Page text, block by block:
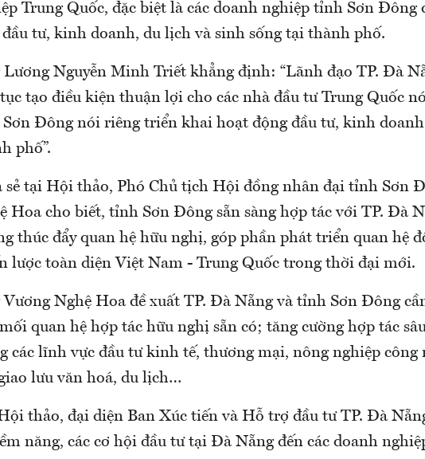
Trung Quốc, đặc biệt là các doanh nghiệp tỉnh Sơn Đông
đầu tư, kinh doanh, du lịch và sinh sống tại thành phố.
Lương Nguyễn Minh Triết khẳng định: “Lãnh đạo TP. Đà
tạo điều kiện thuận lợi cho các nhà đầu tư Trung Quốc
Đông nói riêng triển khai hoạt động đầu tư, kinh
phố”.
sẻ tại Hội thảo, Phó Chủ tịch Hội đồng nhân đại tỉnh Sơn
Hoa cho biết, tỉnh Sơn Đông sẵn sàng hợp tác với TP. Đà
thúc đẩy quan hệ hữu nghị, góp phần phát triển quan hệ
lược toàn diện Việt Nam - Trung Quốc trong thời đại mới.
Vương Nghệ Hoa đề xuất TP. Đà Nẵng và tỉnh Sơn Đông
quan hệ hợp tác hữu nghị sẵn có; tăng cường hợp tác
các lĩnh vực đầu tư kinh tế, thương mại, nông nghiệp công
lưu văn hoá, du lịch…
thảo, đại diện Ban Xúc tiến và Hỗ trợ đầu tư TP. Đà
năng, các cơ hội đầu tư tại Đà Nẵng đến các doanh